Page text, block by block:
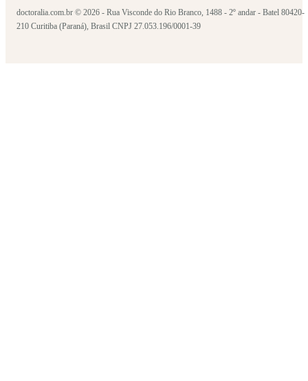
doctoralia.com.br © 2026 - Rua Visconde do Rio Branco, 1488 - 2º andar - Batel 80420-
210 Curitiba (Paraná), Brasil CNPJ 27.053.196/0001-39